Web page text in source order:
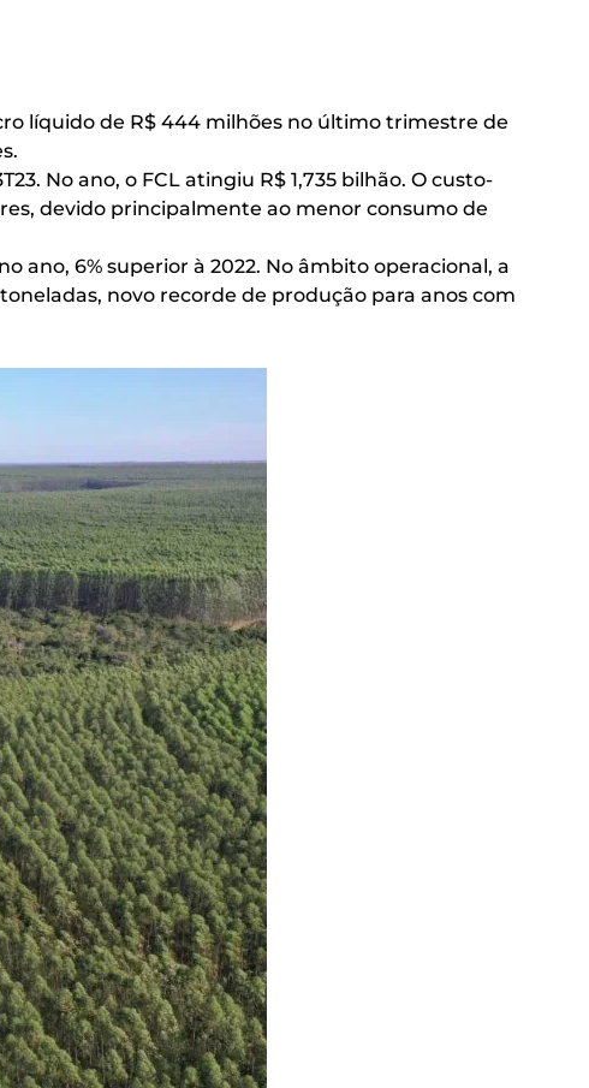
líquido de R$ 444 milhões no último trimestre de
No ano, o FCL atingiu R$ 1,735 bilhão. O custo-
devido principalmente ao menor consumo de
ano, 6% superior à 2022. No âmbito operacional, a
novo recorde de produção para anos com